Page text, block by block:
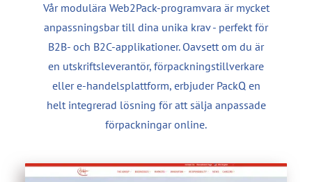
Vår modulära Web2Pack-programvara är mycket
anpassningsbar till dina unika krav - perfekt för
B2B- och B2C-applikationer. Oavsett om du är
en utskriftsleverantör, förpackningstillverkare
eller e-handelsplattform, erbjuder PackQ en
helt integrerad lösning för att sälja anpassade
förpackningar online.